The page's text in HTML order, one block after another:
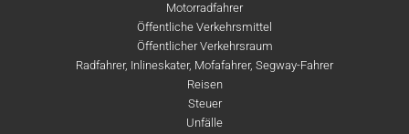
Motorradfahrer
Öffentliche Verkehrsmittel
Öffentlicher Verkehrsraum
Radfahrer, Inlineskater, Mofafahrer, Segway-Fahrer
Reisen
Steuer
Unfälle